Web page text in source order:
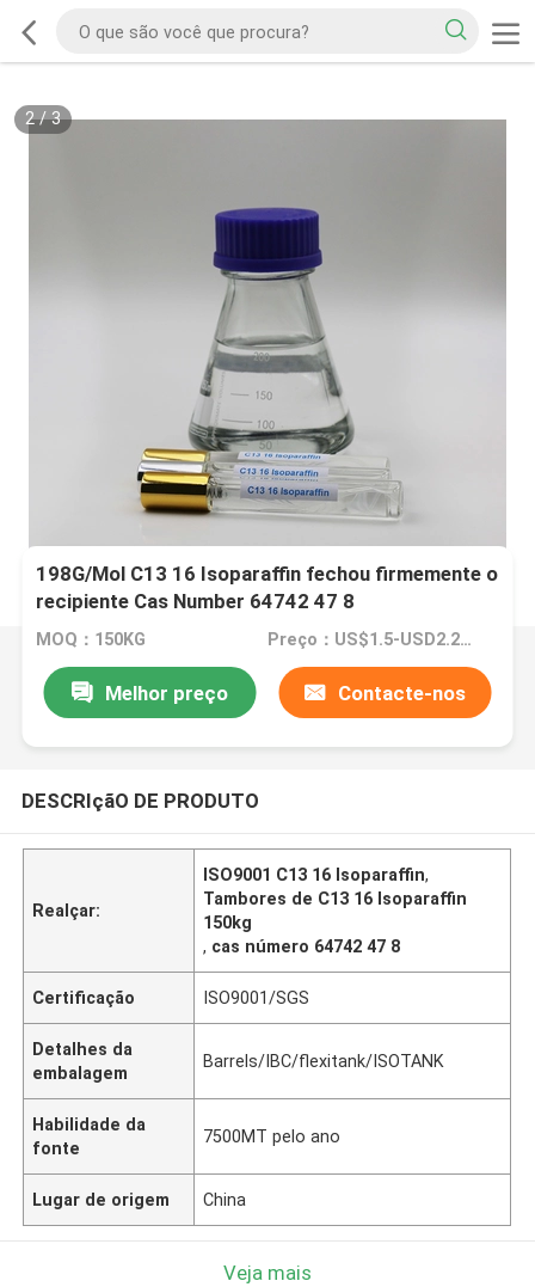
2/3
198G/Mol C13 16 Isoparaffin fechou firmemente o
recipiente Cas Number 64742 47 8
MOQ：150KG Preço：US$1.5-USD2.2/kg
Melhor preço Contacte-nos
DESCRIçãO DE PRODUTO
Realçar:
ISO9001 C13 16 Isoparaffin,
Tambores de C13 16 Isoparaffin
150kg
, cas número 64742 47 8
Certificação ISO9001/SGS
Detalhes da
embalagem
Barrels/IBC/flexitank/ISOTANK
Habilidade da
fonte
7500MT pelo ano
Lugar de origem China
Veja mais